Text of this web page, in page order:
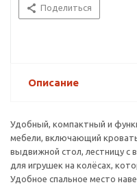
Поделиться
Описание
Удобный, компактный и
мебели, включающий
выдвижной стол, лестницу
для игрушек на колёсах,
Удобное спальное место